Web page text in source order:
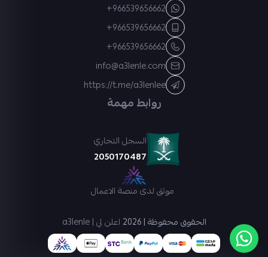
روابط مهمة
+966539656662
+966539656662
+966539656662
info@a3lenle.com
https://t.me/a3lenlee
السجل التجاري
2050170487
موثق لدى منصة الاعمال
الحقوق محفوظة | 2026
اعلن لي | a3lenle